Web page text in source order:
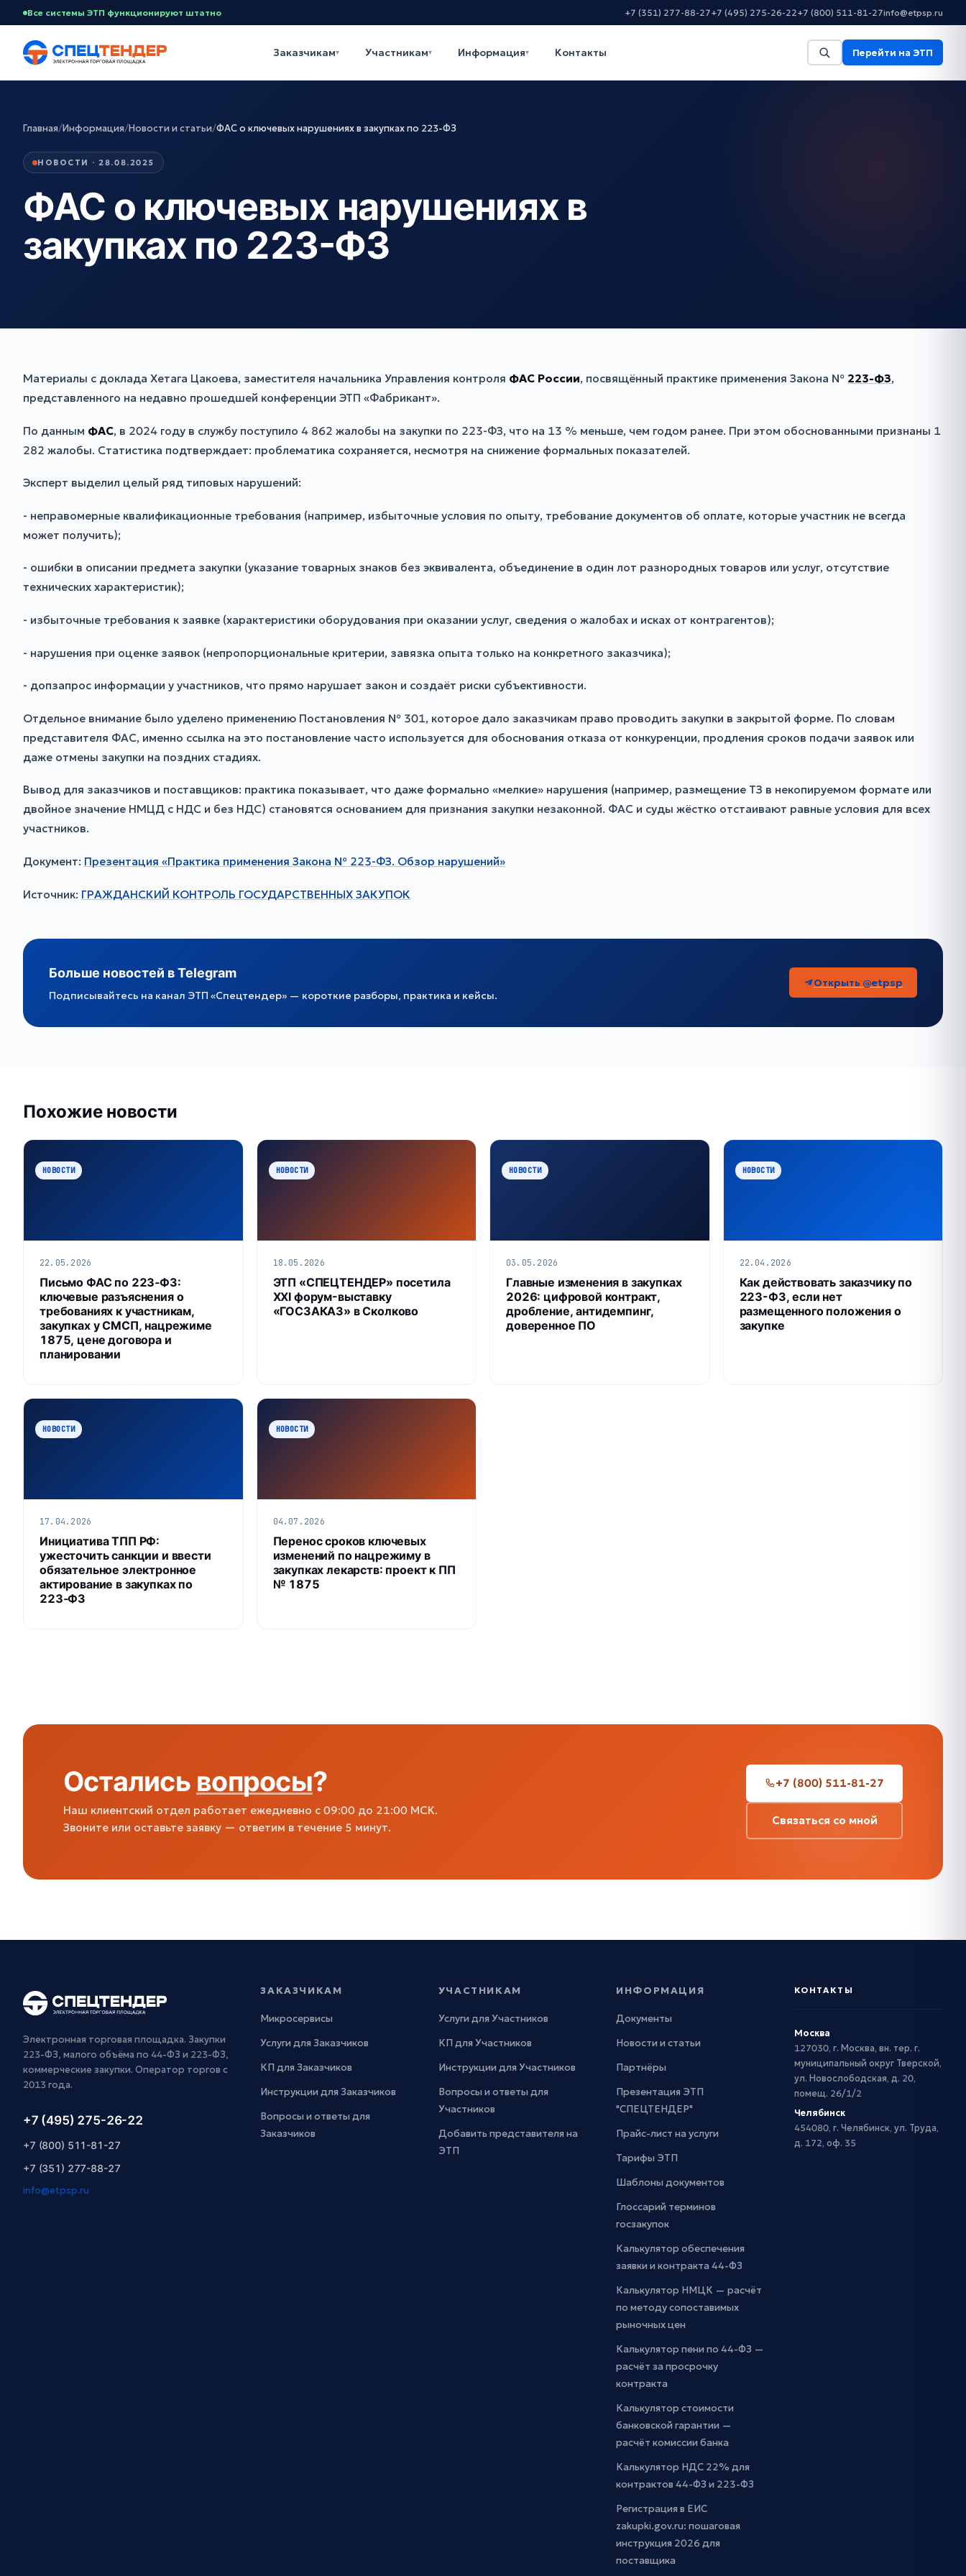
Все системы ЭТП функционируют штатно +7 (351) 277-88-27+7 (495) 275-26-22+7 (800) 511-81-27info@etpsp.ru
Заказчикам▾ Участникам▾ Информация▾ Контакты Перейти на ЭТП
Главная/Информация/Новости и статьи/ФАС о ключевых нарушениях в закупках по 223-ФЗ
НОВОСТИ · 28.08.2025
ФАС о ключевых нарушениях в
закупках по 223-ФЗ
Материалы с доклада Хетага Цакоева, заместителя начальника Управления контроля ФАС России, посвящённый практике применения Закона № 223-ФЗ,
представленного на недавно прошедшей конференции ЭТП «Фабрикант».
По данным ФАС, в 2024 году в службу поступило 4 862 жалобы на закупки по 223-ФЗ, что на 13 % меньше, чем годом ранее. При этом обоснованными признаны 1
282 жалобы. Статистика подтверждает: проблематика сохраняется, несмотря на снижение формальных показателей.
Эксперт выделил целый ряд типовых нарушений:
- неправомерные квалификационные требования (например, избыточные условия по опыту, требование документов об оплате, которые участник не всегда
может получить);
- ошибки в описании предмета закупки (указание товарных знаков без эквивалента, объединение в один лот разнородных товаров или услуг, отсутствие
технических характеристик);
- избыточные требования к заявке (характеристики оборудования при оказании услуг, сведения о жалобах и исках от контрагентов);
- нарушения при оценке заявок (непропорциональные критерии, завязка опыта только на конкретного заказчика);
- допзапрос информации у участников, что прямо нарушает закон и создаёт риски субъективности.
Отдельное внимание было уделено применению Постановления № 301, которое дало заказчикам право проводить закупки в закрытой форме. По словам
представителя ФАС, именно ссылка на это постановление часто используется для обоснования отказа от конкуренции, продления сроков подачи заявок или
даже отмены закупки на поздних стадиях.
Вывод для заказчиков и поставщиков: практика показывает, что даже формально «мелкие» нарушения (например, размещение ТЗ в некопируемом формате или
двойное значение НМЦД с НДС и без НДС) становятся основанием для признания закупки незаконной. ФАС и суды жёстко отстаивают равные условия для всех
участников.
Документ: Презентация «Практика применения Закона № 223-ФЗ. Обзор нарушений»
Источник: ГРАЖДАНСКИЙ КОНТРОЛЬ ГОСУДАРСТВЕННЫХ ЗАКУПОК
Больше новостей в Telegram
Подписывайтесь на канал ЭТП «Спецтендер» — короткие разборы, практика и кейсы.
Открыть @etpsp
Похожие новости
НОВОСТИ
22.05.2026
Письмо ФАС по 223‑ФЗ:
ключевые разъяснения о
требованиях к участникам,
закупках у СМСП, нацрежиме
1875, цене договора и
планировании
НОВОСТИ
18.05.2026
ЭТП «СПЕЦТЕНДЕР» посетила
XXI форум-выставку
«ГОСЗАКАЗ» в Сколково
НОВОСТИ
03.05.2026
Главные изменения в закупках
2026: цифровой контракт,
дробление, антидемпинг,
доверенное ПО
НОВОСТИ
22.04.2026
Как действовать заказчику по
223-ФЗ, если нет
размещенного положения о
закупке
НОВОСТИ
17.04.2026
Инициатива ТПП РФ:
ужесточить санкции и ввести
обязательное электронное
актирование в закупках по
223‑ФЗ
НОВОСТИ
04.07.2026
Перенос сроков ключевых
изменений по нацрежиму в
закупках лекарств: проект к ПП
№ 1875
Остались вопросы?
Наш клиентский отдел работает ежедневно с 09:00 до 21:00 МСК.
Звоните или оставьте заявку — ответим в течение 5 минут.
+7 (800) 511-81-27
Связаться со мной
Электронная торговая площадка. Закупки
223-ФЗ, малого объёма по 44-ФЗ и 223-ФЗ,
коммерческие закупки. Оператор торгов с
2013 года.
+7 (495) 275-26-22
+7 (800) 511-81-27
+7 (351) 277-88-27
info@etpsp.ru
ЗАКАЗЧИКАМ
Микросервисы
Услуги для Заказчиков
КП для Заказчиков
Инструкции для Заказчиков
Вопросы и ответы для
Заказчиков
УЧАСТНИКАМ
Услуги для Участников
КП для Участников
Инструкции для Участников
Вопросы и ответы для
Участников
Добавить представителя на
ЭТП
ИНФОРМАЦИЯ
Документы
Новости и статьи
Партнёры
Презентация ЭТП
"СПЕЦТЕНДЕР"
Прайс-лист на услуги
Тарифы ЭТП
Шаблоны документов
Глоссарий терминов
госзакупок
Калькулятор обеспечения
заявки и контракта 44-ФЗ
Калькулятор НМЦК — расчёт
по методу сопоставимых
рыночных цен
Калькулятор пени по 44-ФЗ —
расчёт за просрочку
контракта
Калькулятор стоимости
банковской гарантии —
расчёт комиссии банка
Калькулятор НДС 22% для
контрактов 44-ФЗ и 223-ФЗ
Регистрация в ЕИС
zakupki.gov.ru: пошаговая
инструкция 2026 для
поставщика
КОНТАКТЫ
Москва
127030, г. Москва, вн. тер. г.
муниципальный округ Тверской,
ул. Новослободская, д. 20,
помещ. 26/1/2
Челябинск
454080, г. Челябинск, ул. Труда,
д. 172, оф. 35